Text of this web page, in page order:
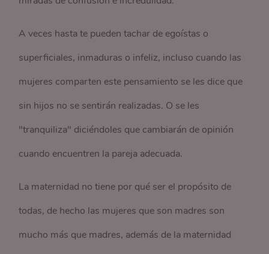
A veces hasta te pueden tachar de egoístas o
superficiales, inmaduras o infeliz, incluso cuando las
mujeres comparten este pensamiento se les dice que
sin hijos no se sentirán realizadas. O se les
"tranquiliza" diciéndoles que cambiarán de opinión
cuando encuentren la pareja adecuada.
La maternidad no tiene por qué ser el propósito de
todas, de hecho las mujeres que son madres son
mucho más que madres, además de la maternidad